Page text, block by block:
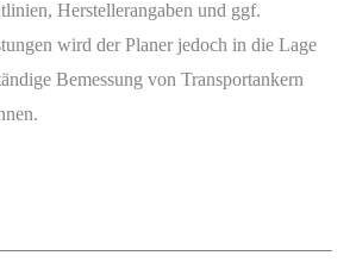
Herstellerangaben und ggf.
wird der Planer jedoch in die Lage
Bemessung von Transportankern